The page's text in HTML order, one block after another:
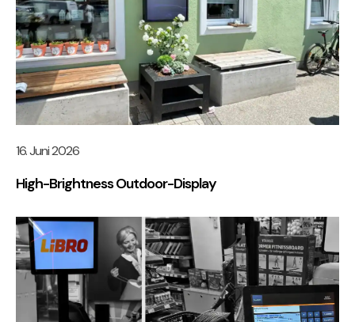
16. Juni 2026
High-Brightness Outdoor-Display